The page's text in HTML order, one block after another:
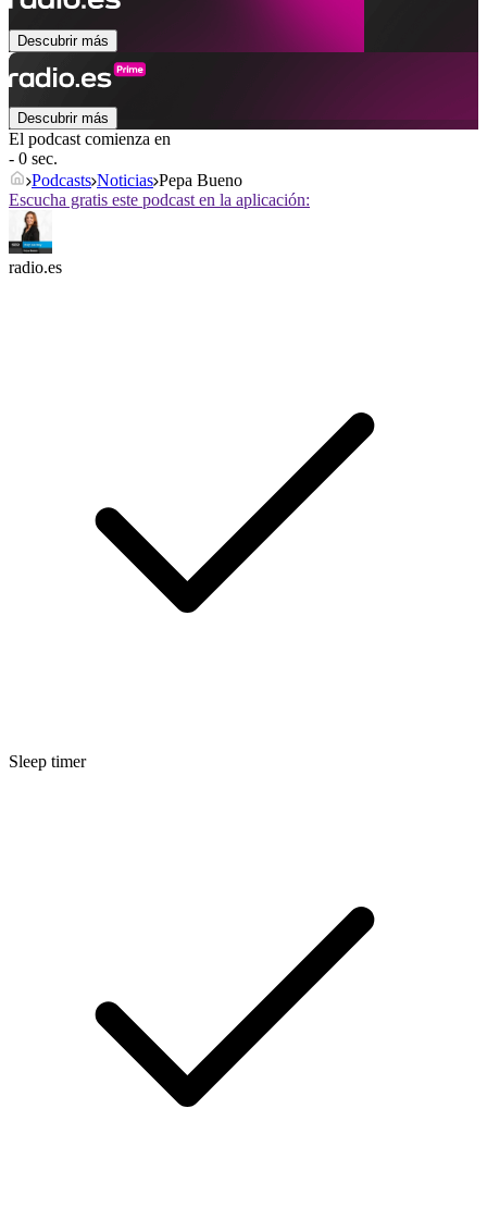
Descubrir más
Descubrir más
El podcast comienza en
- 0 sec.
Podcasts Noticias Pepa Bueno
Escucha gratis este podcast en la aplicación:
radio.es
Sleep timer